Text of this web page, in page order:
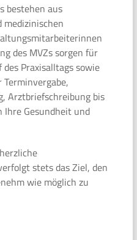
bestehen aus
medizinischen
des MVZs sorgen für
Praxisalltags sowie
Arztbriefschreibung bis
Ihre Gesundheit und
stets das Ziel, den
wie möglich zu